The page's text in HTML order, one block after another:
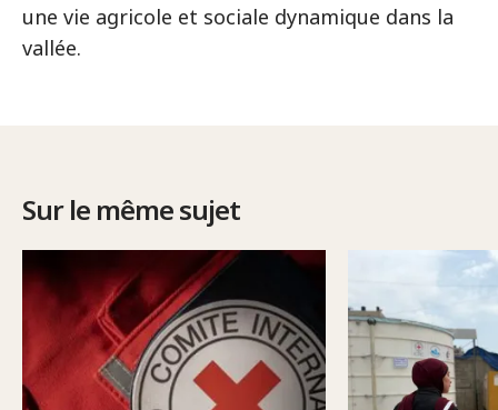
une vie agricole et sociale dynamique dans la
vallée.
Sur le même sujet